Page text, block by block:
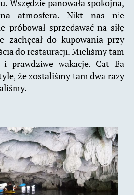
Wszędzie panowała spokojna,
atmosfera. Nikt nas nie
próbował sprzedawać na siłę
zachęcał do kupowania przy
do restauracji. Mieliśmy tam
prawdziwe wakacje. Cat Ba
że zostaliśmy tam dwa razy